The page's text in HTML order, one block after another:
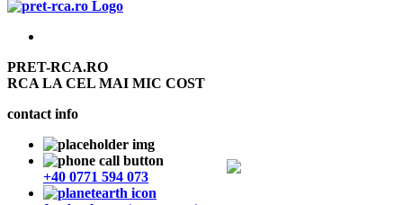
PRET-RCA.RO
RCA LA CEL MAI MIC COST
contact info
+40 0771 594 073